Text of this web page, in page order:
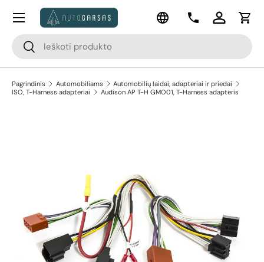
Pereiti prie turinio
Paieška
Paieška
Kalba
KontaktaiPrisijungti
Meniu
Pagrindinis Automobiliams
Automobilių laidai, adapteriai ir priedai
ISO, T-Harness adapteriai
Audison AP T-H GMO01, T-Harness adapteris